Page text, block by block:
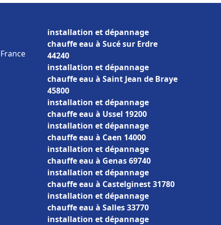
installation et dépannage
chauffe eau à Sucé sur Erdre
44240
installation et dépannage
chauffe eau à Saint Jean de Braye
45800
installation et dépannage
chauffe eau à Ussel 19200
installation et dépannage
chauffe eau à Caen 14000
installation et dépannage
chauffe eau à Genas 69740
installation et dépannage
chauffe eau à Castelginest 31780
installation et dépannage
chauffe eau à Salles 33770
installation et dépannage